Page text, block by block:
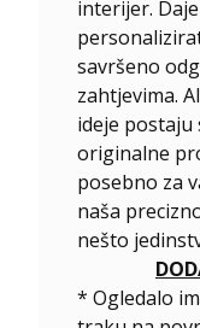
interijer.
savršeno
zahtjevima.
ideje
originalne
posebno za
naša
nešto
* Ogledalo